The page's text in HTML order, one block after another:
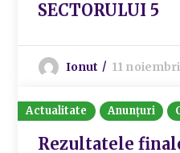
SECTORULUI 5
Ionut 11
Actualitate Anunțuri
Rezultatele